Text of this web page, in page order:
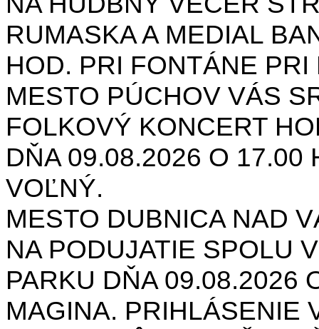
RUMASKA A MEDIAL
HOD. PRI FONTÁNE PRI
MESTO PÚCHOV VÁS
FOLKOVÝ KONCERT
DŇA 09.08.2026 O 17.00
VOĽNÝ.
MESTO DUBNICA NAD
NA PODUJATIE SPOLU
PARKU DŇA 09.08.2026
MAGINA. PRIHLÁSENIE